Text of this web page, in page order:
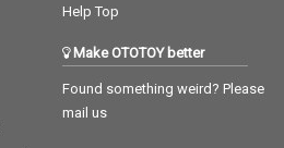
Help Top
Make OTOTOY better
Found something weird? Please
mail us